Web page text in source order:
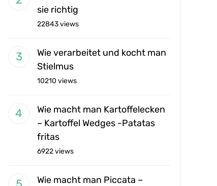
sie richtig
22843 views
Wie verarbeitet und kocht man
Stielmus
10210 views
Wie macht man Kartoffelecken
– Kartoffel Wedges -Patatas
fritas
6922 views
Wie macht man Piccata –